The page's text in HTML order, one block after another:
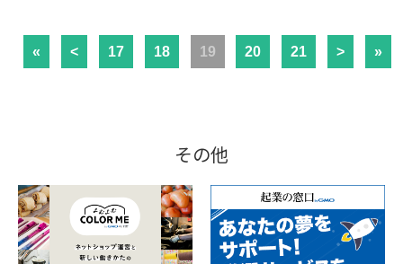
« < 17 18 19 20 21 > »
その他